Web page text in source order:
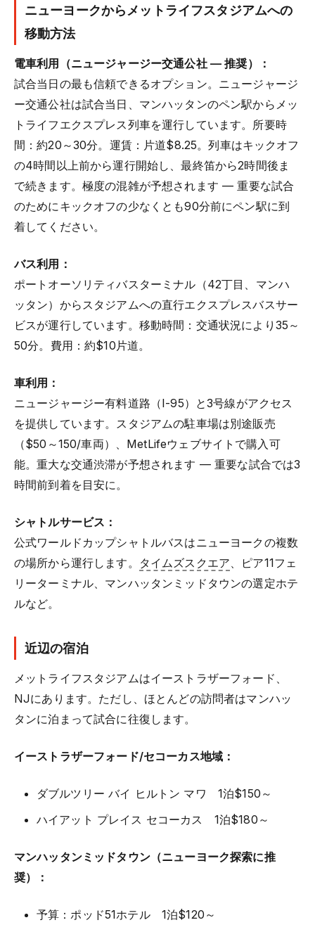
ニューヨークからメットライフスタジアムへの
移動方法
電車利用（ニュージャージー交通公社 — 推奨）：
試合当日の最も信頼できるオプション。ニュージャージ
ー交通公社は試合当日、マンハッタンのペン駅からメッ
トライフエクスプレス列車を運行しています。所要時
間：約20～30分。運賃：片道$8.25。列車はキックオフ
の4時間以上前から運行開始し、最終笛から2時間後ま
で続きます。極度の混雑が予想されます — 重要な試合
のためにキックオフの少なくとも90分前にペン駅に到
着してください。
バス利用：
ポートオーソリティバスターミナル（42丁目、マンハ
ッタン）からスタジアムへの直行エクスプレスバスサー
ビスが運行しています。移動時間：交通状況により35～
50分。費用：約$10片道。
車利用：
ニュージャージー有料道路（I-95）と3号線がアクセス
を提供しています。スタジアムの駐車場は別途販売
（$50～150/車両）、MetLifeウェブサイトで購入可
能。重大な交通渋滞が予想されます — 重要な試合では3
時間前到着を目安に。
シャトルサービス：
公式ワールドカップシャトルバスはニューヨークの複数
の場所から運行します。
タイムズスクエア、ピア11フェ
リーターミナル、マンハッタンミッドタウンの選定ホテ
ルなど。
近辺の宿泊
メットライフスタジアムはイーストラザーフォード、
NJにあります。ただし、ほとんどの訪問者はマンハッ
タンに泊まって試合に往復します。
イーストラザーフォード/セコーカス地域：
ダブルツリー バイ ヒルトン マワ 1泊$150～
ハイアット プレイス セコーカス 1泊$180～
マンハッタンミッドタウン（ニューヨーク探索に推
奨）：
予算：ポッド51ホテル 1泊$120～